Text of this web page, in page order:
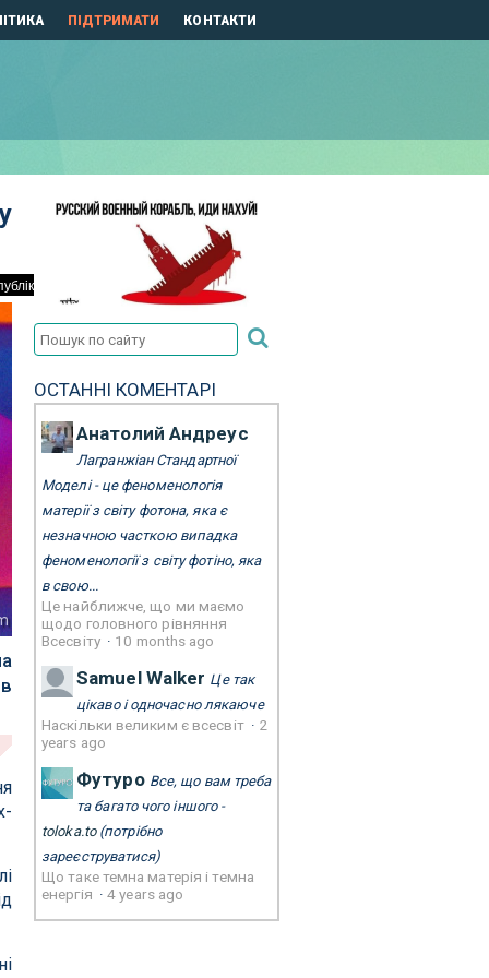
ПІДТРИМАТИ КОНТАКТИ
ОСТАННІ КОМЕНТАРІ
Анатолий Андреус
Лагранжіан Стандартної
Моделі - це феноменологія
матерії з світу фотона, яка є
незначною часткою випадка
феноменології з світу фотіно, яка
в свою...
Це найближче, що ми маємо
щодо головного рівняння
Всесвіту · 10 months ago
Samuel Walker Це так
цікаво і одночасно лякаюче
Наскільки великим є всесвіт · 2
years ago
Футуро Все, що вам треба
та багато чого іншого -
toloka.to(потрібно
зареєструватися)
Що таке темна матерія і темна
енергія ·4 years ago